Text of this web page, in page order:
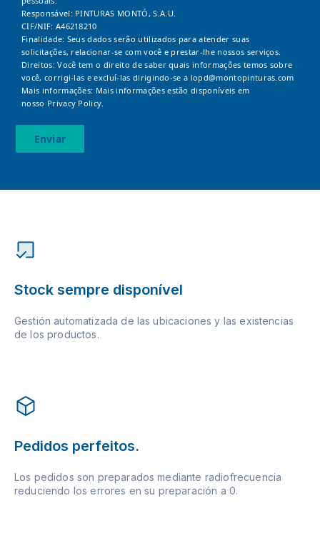
Responsável: PINTURAS MONTÓ, S.A.U.
CIF/NIF: A46218210
Finalidade: Seus dados serão utilizados para atender suas
solicitações, relacionar-se com você e prestar-lhe nossos serviços.
Direitos: Você tem o direito de saber quais informações temos sobre
você, corrigi-las e excluí-las dirigindo-se a lopd@montopinturas.com
Mais informações: Mais informações estão disponíveis em
nosso Privacy Policy.
Enviar
Stock sempre disponível
Gestión automatizada de las ubicaciones y las existencias
de los productos.
Pedidos perfeitos.
Los pedidos son preparados mediante radiofrecuencia
reduciendo los errores en su preparación a 0.